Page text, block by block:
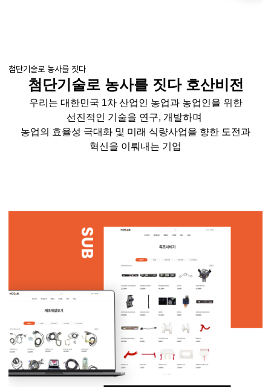
첨단기술로 농사를 짓다
첨단기술로 농사를 짓다 호산비전
우리는 대한민국 1차 산업인 농업과 농업인을 위한
선진적인 기술을 연구, 개발하며
농업의 효율성 극대화 및 미래 식량사업을 향한 도전과
혁신을 이뤄내는 기업